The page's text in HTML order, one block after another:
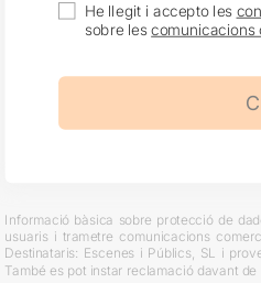
He llegit i accepto les
sobre lescomunicacions
Informació bàsica sobre protecció de
usuaris i trametre comunicacions
Destinataris: Escenes i Públics, SL i
També es pot instar reclamació davant de